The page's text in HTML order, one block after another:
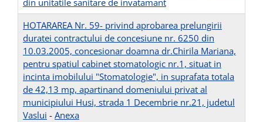
din unitatile sanitare de invatamant
HOTARAREA Nr. 59- privind aprobarea prelungirii
duratei contractului de concesiune nr. 6250 din
10.03.2005, concesionar doamna dr.Chirila Mariana,
pentru spatiul cabinet stomatologic nr.1, situat in
incinta imobilului "Stomatologie", in suprafata totala
de 42,13 mp, apartinand domeniului privat al
municipiului Husi, strada 1 Decembrie nr.21, judetul
Vaslui - Anexa